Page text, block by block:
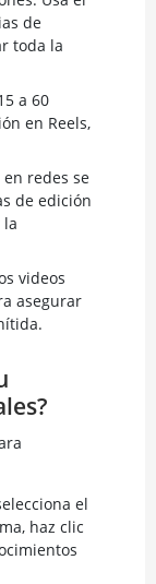
de
toda la
a 60
en Reels,
en redes se
de edición
videos
asegurar
el
haz clic